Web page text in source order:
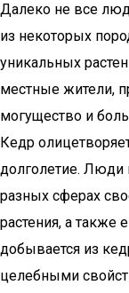
Далеко не все
из некоторых
уникальных
местные жители,
могущество и
Кедр
долголетие. Люди
разных сферах
растения, а также
добывается из
целебными